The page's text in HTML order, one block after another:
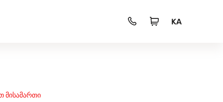
KA
მისამართი